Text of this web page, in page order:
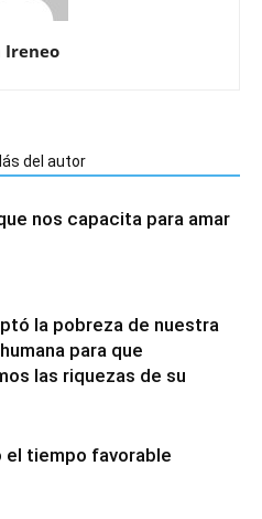
Ireneo
del autor
nos capacita para amar
la pobreza de nuestra
para que
las riquezas de su
el tiempo favorable